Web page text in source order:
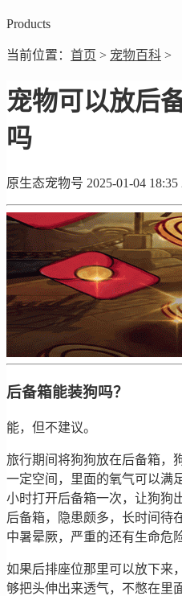
Products
当前位置： 首页 > 宠物百科 >
宠物可以放后
吗
原生态宠物号 2025-01-04 18:35
后备箱能装狗吗？
能，但不建议。
旅行期间将狗狗放在后备箱，
一定空间，里面的氧气可以满
小时打开后备箱一次，让狗狗
后备箱，隐患颇多，长时间待
中暑晕厥，严重的还有生命危险
如果后排座位那里可以放下来
够把头伸出来透气，不憋在里